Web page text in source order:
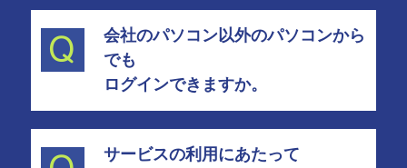
会社のパソコン以外のパソコンから
でも
ログインできますか。
サービスの利用にあたって